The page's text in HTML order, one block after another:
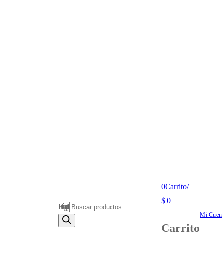
Búsqueda de productos
0Carrito/
$ 0
Carrito
Mi